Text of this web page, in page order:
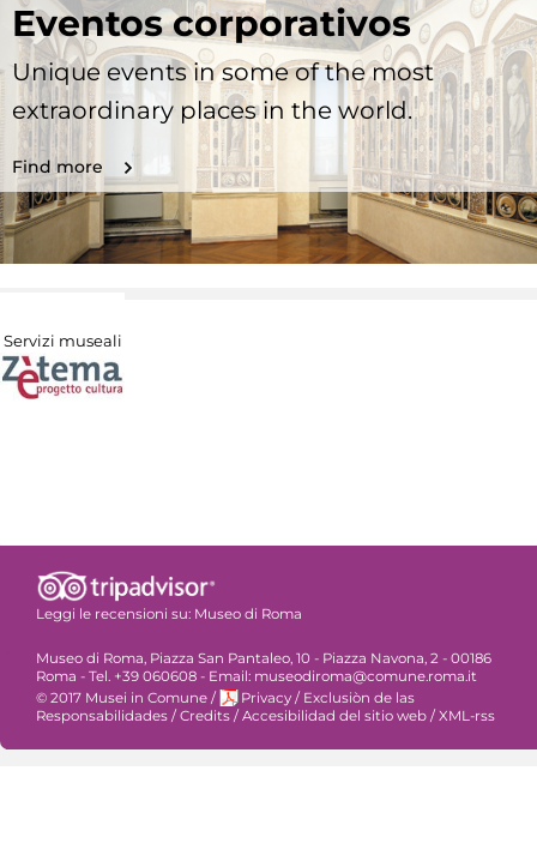
Eventos corporativos
Unique events in some of the most
extraordinary places in the world.
Find more
Servizi museali
Leggi le recensioni su: Museo di Roma
Museo di Roma, Piazza San Pantaleo, 10 - Piazza Navona, 2 - 00186
Roma - Tel. +39 060608 - Email: museodiroma@comune.roma.it
© 2017 Musei in Comune / Privacy / Exclusiòn de las
Responsabilidades / Credits / Accesibilidad del sitio web / XML-rss